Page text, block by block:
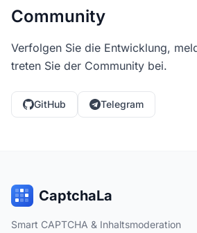
Community
Verfolgen Sie die Entwicklung,
treten Sie der Community bei.
GitHub Telegram
CaptchaLa
Smart CAPTCHA & Inhaltsmoderation